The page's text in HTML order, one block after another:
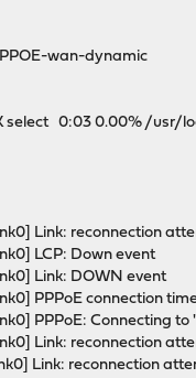
wan-dynamic
select 0:03 0.00% /
Link: reconnection
LCP: Down event
Link: DOWN event
PPPoE connection
PPPoE: Connecting to
Link: reconnection
Link: reconnection